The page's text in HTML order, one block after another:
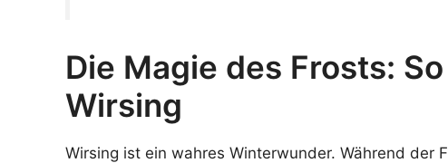
Die Magie des Frosts:
Wirsing
Wirsing ist ein wahres Winterwunder. Während der